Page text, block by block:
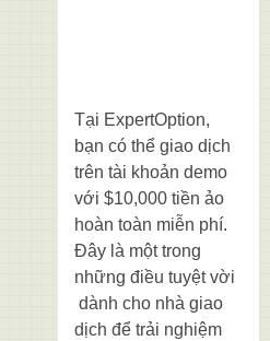
Tại ExpertOption,
bạn có thể giao dịch
trên tài khoản demo
với $10,000 tiền ảo
hoàn toàn miễn phí.
Đây là một trong
những điều tuyệt vời
dành cho nhà giao
dịch để trải nghiệm